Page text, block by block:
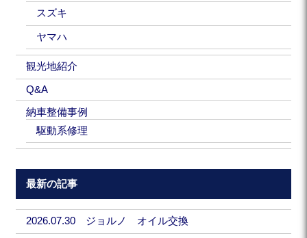
スズキ
ヤマハ
観光地紹介
Q&A
納車整備事例
駆動系修理
最新の記事
2026.07.30 ジョルノ オイル交換